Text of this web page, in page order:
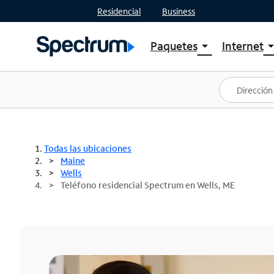
Residencial Business
Paquetesarrow_drop_down
Ver paquetes
Spectrum One
Mejores ofertas
Internetarrow_drop_down
Planes
Todas las ubicaciones
Maine
Wells
Teléfono residencial Spectrum en Wells, ME